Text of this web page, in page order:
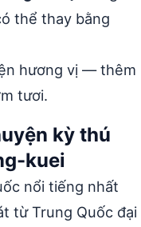
thể thay bằng
hương vị — thêm
tươi.
kỳ thú
kuei
nổi tiếng nhất
từ Trung Quốc đại